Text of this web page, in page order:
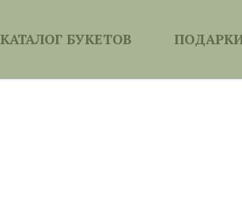
КАТАЛОГ БУКЕТОВ